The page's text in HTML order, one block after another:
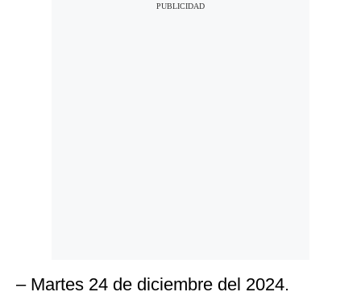
– Martes 24 de diciembre del 2024.